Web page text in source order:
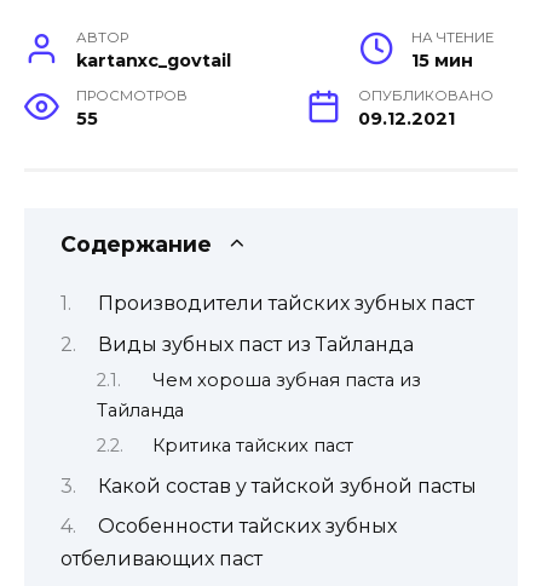
АВТОР
kartanxc_govtail
НА ЧТЕНИЕ
15 мин
ПРОСМОТРОВ
55
ОПУБЛИКОВАНО
09.12.2021
Содержание
Производители тайских зубных паст
Виды зубных паст из Тайланда
Чем хороша зубная паста из
Тайланда
Критика тайских паст
Какой состав у тайской зубной пасты
Особенности тайских зубных
отбеливающих паст